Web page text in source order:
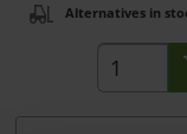
Alternatives in